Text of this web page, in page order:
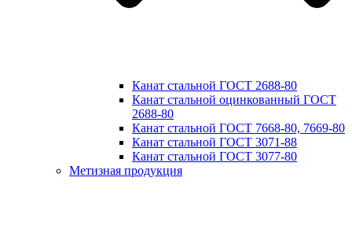
Канат стальной ГОСТ 2688-80
Канат стальной оцинкованный ГОСТ
2688-80
Канат стальной ГОСТ 7668-80, 7669-80
Канат стальной ГОСТ 3071-88
Канат стальной ГОСТ 3077-80
Метизная продукция